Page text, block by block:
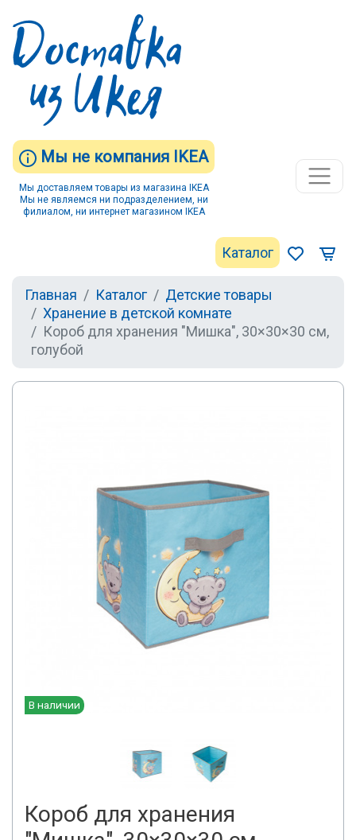
Мы не компания IKEA
Мы доставляем товары из магазина IKEA
Мы не являемся ни подразделением, ни
филиалом, ни интернет магазином IKEA
Каталог
Главная Каталог
Детские товары
Хранение в детской комнате
Короб для хранения "Мишка", 30×30×30 см,
голубой
В наличии
Короб для хранения